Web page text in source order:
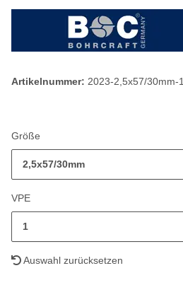
Artikelnummer: 2023-2,5x57/30mm-1
Größe
2,5x57/30mm
VPE
1
Auswahl zurücksetzen